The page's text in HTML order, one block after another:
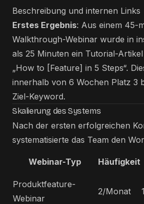
Beschreibung und internen Links
Erstes Ergebnis: Aus einem 45-
Walkthrough-Webinar wurde in
als 25 Minuten ein Tutorial-
„How to [Feature] in 5 Steps“.
innerhalb von 6 Wochen Platz 3
Ziel-Keyword.
Skalierung des Systems
Nach der ersten erfolgreichen
systematisierte das Team den
Webinar-Typ Häufigkeit
Produktfeature-
Webinar
2/Monat